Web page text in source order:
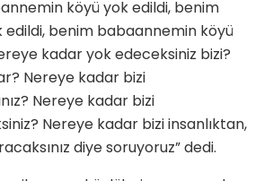
köyü yok edildi, benim
edildi, benim babaannemin köyü
kadar yok edeceksiniz bizi?
Nereye kadar bizi
Nereye kadar bizi
Nereye kadar bizi insanlıktan,
diye soruyoruz” dedi.